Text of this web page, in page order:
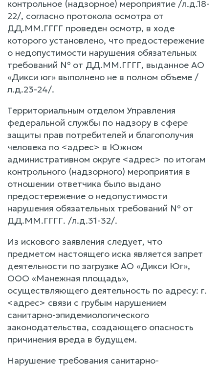
контрольное (надзорное) мероприятие /л.д.18-
22/, согласно протокола осмотра от
ДД.ММ.ГГГГ проведен осмотр, в ходе
которого установлено, что предостережение
о недопустимости нарушения обязательных
требований № от ДД.ММ.ГГГГ, выданное АО
«Дикси юг» выполнено не в полном объеме /
л.д.23-24/.
Территориальным отделом Управления
федеральной службы по надзору в сфере
защиты прав потребителей и благополучия
человека по <адрес> в Южном
административном округе <адрес> по итогам
контрольного (надзорного) мероприятия в
отношении ответчика было выдано
предостережение о недопустимости
нарушения обязательных требований № от
ДД.ММ.ГГГГ. /л.д.31-32/.
Из искового заявления следует, что
предметом настоящего иска является запрет
деятельности по загрузке АО «Дикси Юг»,
ООО «Манежная площадь»,
осуществляющего деятельность по адресу: г.
<адрес> связи с грубым нарушением
санитарно-эпидемиологического
законодательства, создающего опасность
причинения вреда в будущем.
Нарушение требования санитарно-